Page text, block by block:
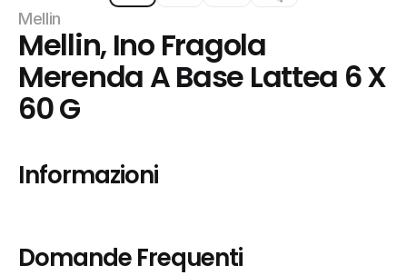
Mellin
Mellin, Ino Fragola
Merenda A Base Lattea 6 X
60 G
Informazioni
Domande Frequenti